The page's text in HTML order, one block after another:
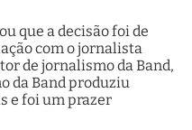
que a decisão foi de
com o jornalista
de jornalismo da Band,
da Band produziu
e foi um prazer